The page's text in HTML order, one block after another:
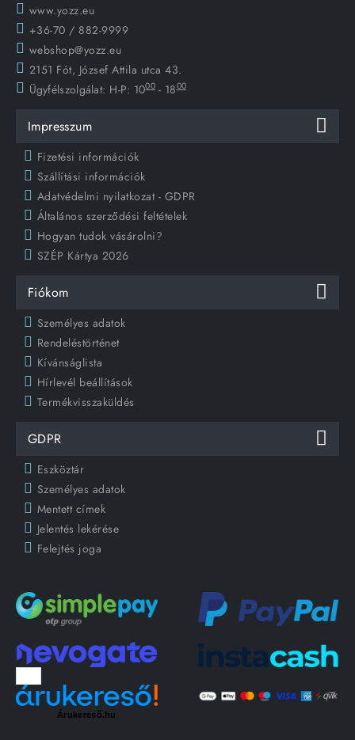
www.yozz.eu
+36-70 / 882-9999
webshop@yozz.eu
2151 Fót, József Attila utca 43.
Ügyfélszolgálat: H-P: 1000 - 1800
Impresszum
Fizetési információk
Szállítási információk
Adatvédelmi nyilatkozat - GDPR
Általános szerződési feltételek
Hogyan tudok vásárolni?
SZÉP Kártya 2026
Fiókom
Személyes adatok
Rendeléstörténet
Kívánságlista
Hírlevél beállítások
Termékvisszaküldés
GDPR
Eszköztár
Személyes adatok
Mentett címek
Jelentés lekérése
Felejtés joga
Árukereső.hu